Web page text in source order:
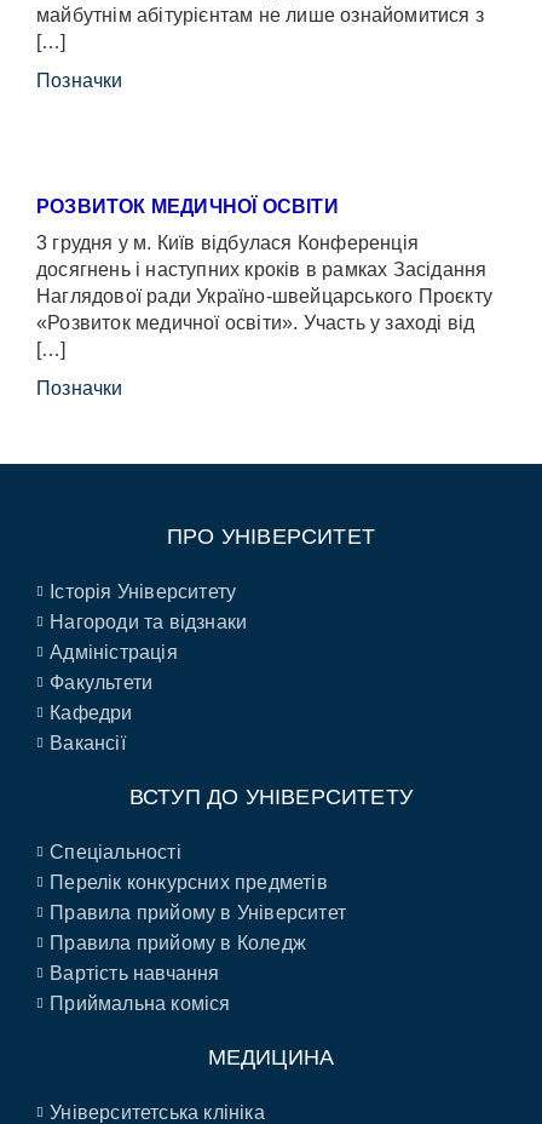
майбутнім абітурієнтам не лише ознайомитися з
[…]
Позначки
РОЗВИТОК МЕДИЧНОЇ ОСВІТИ
3 грудня у м. Київ відбулася Конференція
досягнень і наступних кроків в рамках Засідання
Наглядової ради Україно-швейцарського Проєкту
«Розвиток медичної освіти». Участь у заході від
[…]
Позначки
ПРО УНІВЕРСИТЕТ
Історія Університету
Нагороди та відзнаки
Адміністрація
Факультети
Кафедри
Вакансії
ВСТУП ДО УНІВЕРСИТЕТУ
Спеціальності
Перелік конкурсних предметів
Правила прийому в Університет
Правила прийому в Коледж
Вартість навчання
Приймальна коміся
МЕДИЦИНА
Університетська клініка